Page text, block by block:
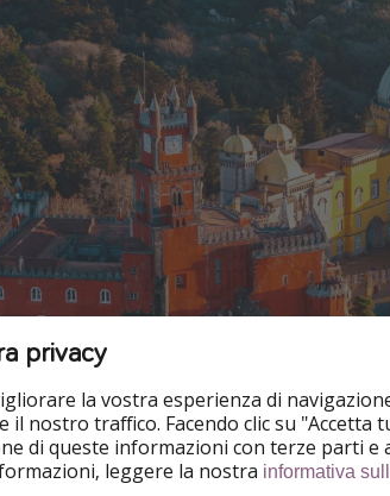
privacy
la vostra esperienza di
il nostro traffico. Facendo clic su "Accetta
di queste informazioni con terze parti
leggere la nostra informativa